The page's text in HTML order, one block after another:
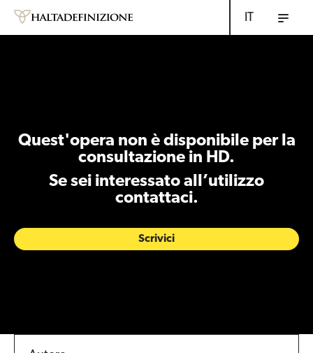
IT
Quest'opera non è disponibile per la
consultazione in HD.
Se sei interessato all’utilizzo
contattaci.
Scrivici